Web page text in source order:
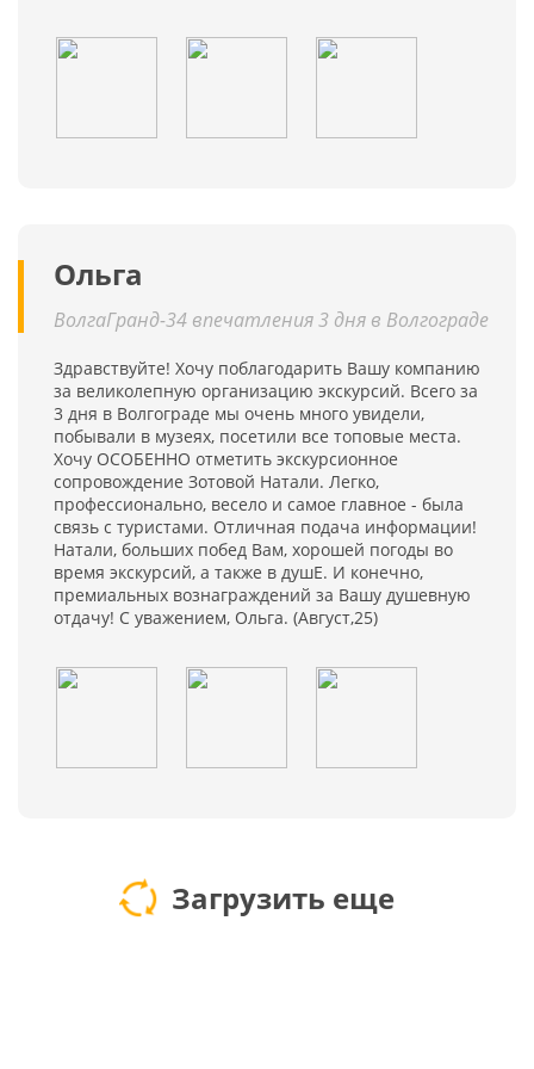
Ольга
ВолгаГранд-34 впечатления 3 дня в Волгограде
Здравствуйте! Хочу поблагодарить Вашу компанию
за великолепную организацию экскурсий. Всего за
3 дня в Волгограде мы очень много увидели,
побывали в музеях, посетили все топовые места.
Хочу ОСОБЕННО отметить экскурсионное
сопровождение Зотовой Натали. Легко,
профессионально, весело и самое главное - была
связь с туристами. Отличная подача информации!
Натали, больших побед Вам, хорошей погоды во
время экскурсий, а также в душЕ. И конечно,
премиальных вознаграждений за Вашу душевную
отдачу! С уважением, Ольга. (Август,25)
Загрузить еще